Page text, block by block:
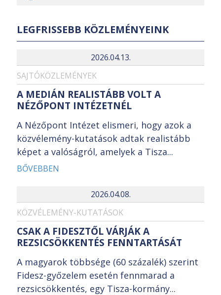
LEGFRISSEBB KÖZLEMÉNYEINK
2026.04.13.
SAJTÓKÖZLEMÉNYEK
A MEDIÁN REALISTÁBB VOLT A
NÉZŐPONT INTÉZETNÉL
A Nézőpont Intézet elismeri, hogy azok a
közvélemény-kutatások adtak realistább
képet a valóságról, amelyek a Tisza...
BŐVEBBEN
2026.04.08.
KÖZVÉLEMÉNY-KUTATÁSOK
CSAK A FIDESZTŐL VÁRJÁK A
REZSICSÖKKENTÉS FENNTARTÁSÁT
A magyarok többsége (60 százalék) szerint
Fidesz-győzelem esetén fennmarad a
rezsicsökkentés, egy Tisza-kormány...